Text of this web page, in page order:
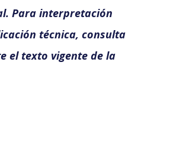
Para interpretación
técnica, consulta
el texto vigente de la